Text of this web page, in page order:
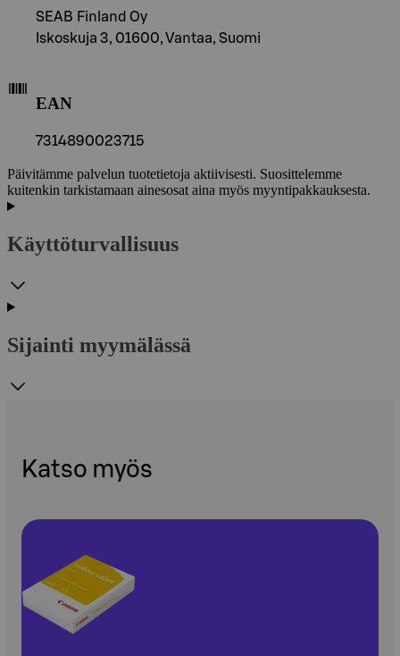
SEAB Finland Oy
Iskoskuja 3, 01600, Vantaa, Suomi
EAN
7314890023715
Päivitämme palvelun tuotetietoja aktiivisesti. Suosittelemme
kuitenkin tarkistamaan ainesosat aina myös myyntipakkauksesta.
Käyttöturvallisuus
Sijainti myymälässä
Katso myös